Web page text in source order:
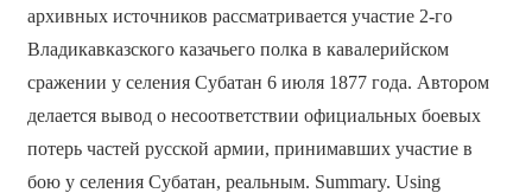
архивных источников рассматривается участие 2-го
Владикавказского казачьего полка в кавалерийском
сражении у селения Субатан 6 июля 1877 года. Автором
делается вывод о несоответствии официальных боевых
потерь частей русской армии, принимавших участие в
бою у селения Субатан, реальным. Summary. Using